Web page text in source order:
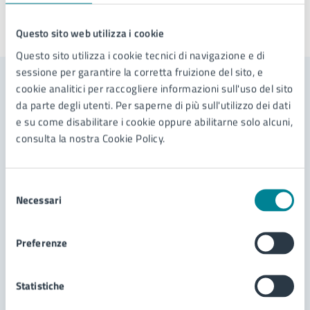
Questo sito web utilizza i cookie
Questo sito utilizza i cookie tecnici di navigazione e di
sessione per garantire la corretta fruizione del sito, e
cookie analitici per raccogliere informazioni sull'uso del sito
da parte degli utenti. Per saperne di più sull'utilizzo dei dati
e su come disabilitare i cookie oppure abilitarne solo alcuni,
consulta la nostra Cookie Policy.
delNecessari
Preferenze
Statistiche
Ultimo aggiornamento:12/01/2026, 08:10
Contenuti correlati
Documenti
Aquileia, in corrispondenza dell'intersezione con il
su via Dante Alighieri - individuazione ed
per occupazione della sede stradale per attività di